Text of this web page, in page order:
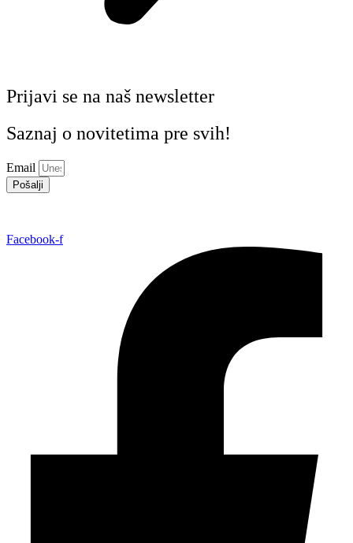
Prijavi se na naš newsletter
Saznaj o novitetima pre svih!
Email
Pošalji
Facebook-f